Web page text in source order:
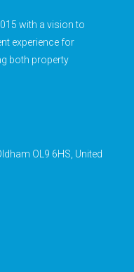
with a vision to
experience for
both property
OL9 6HS, United